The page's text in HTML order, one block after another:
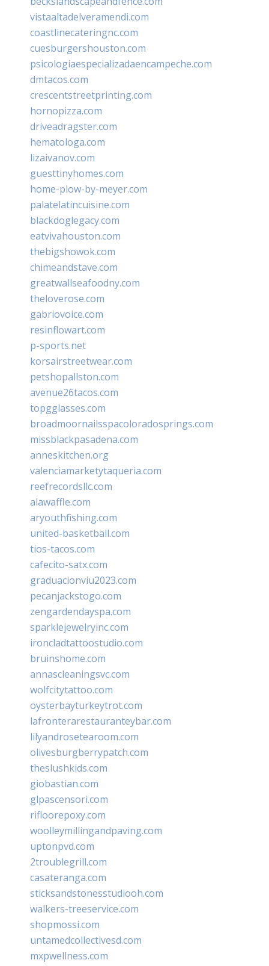
vistaaltadelveramendi.com
coastlinecateringnc.com
cuesburgershouston.com
psicologiaespecializadaencampeche.com
dmtacos.com
crescentstreetprinting.com
hornopizza.com
driveadragster.com
hematologa.com
lizaivanov.com
guesttinyhomes.com
home-plow-by-meyer.com
palatelatincuisine.com
blackdoglegacy.com
eatvivahouston.com
thebigshowok.com
chimeandstave.com
greatwallseafoodny.com
theloverose.com
gabriovoice.com
resinflowart.com
p-sports.net
korsairstreetwear.com
petshopallston.com
avenue26tacos.com
topgglasses.com
broadmoornailsspacoloradosprings.com
missblackpasadena.com
anneskitchen.org
valenciamarketytaqueria.com
reefrecordsllc.com
alawaffle.com
aryouthfishing.com
united-basketball.com
tios-tacos.com
cafecito-satx.com
graduacionviu2023.com
pecanjackstogo.com
zengardendayspa.com
sparklejewelryinc.com
ironcladtattoostudio.com
bruinshome.com
annascleaningsvc.com
wolfcitytattoo.com
oysterbayturkeytrot.com
lafronterarestauranteybar.com
lilyandrosetearoom.com
olivesburgberrypatch.com
theslushkids.com
giobastian.com
glpascensori.com
rifloorepoxy.com
woolleymillingandpaving.com
uptonpvd.com
2troublegrill.com
casateranga.com
sticksandstonesstudiooh.com
walkers-treeservice.com
shopmossi.com
untamedcollectivesd.com
mxpwellness.com